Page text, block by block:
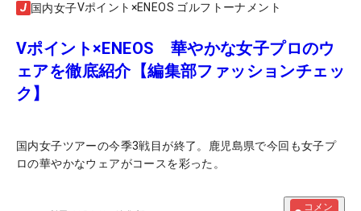
国内女子Vポイント×ENEOS ゴルフトーナメント
Vポイント×ENEOS 華やかな女子プロのウ
ェアを徹底紹介【編集部ファッションチェッ
ク】
国内女子ツアーの今季3戦目が終了。鹿児島県で今回も女子プ
ロの華やかなウェアがコースを彩った。
コメン